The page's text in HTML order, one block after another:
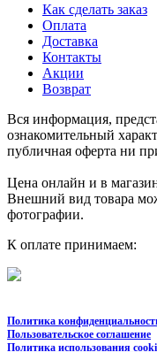
Как сделать заказ
Оплата
Доставка
Контакты
Акции
Возврат
Вся информация,
ознакомительный
публичная оферта ни
Цена онлайн и в
Внешний вид товара
фотографии.
К оплате принимаем:
Политика
Пользовательское соглашение
Политика использования